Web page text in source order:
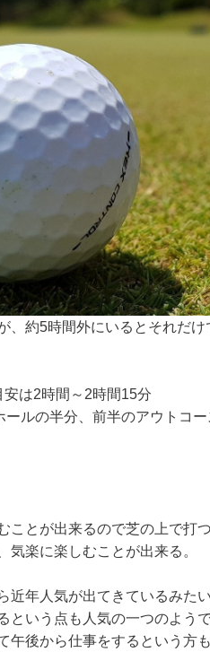
、約5時間外にいるとそれだ
は2時間～2時間15分
ルの半分、前半のアウトコ
ことが出来るので芝の上で打
気楽に楽しむことが出来る。
近年人気が出てきているみた
という点も人気の一つのようで
午後から仕事をするという方